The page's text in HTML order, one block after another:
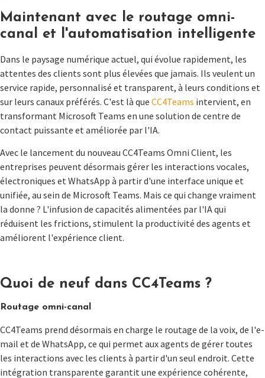
Maintenant avec le routage omni-
canal et l'automatisation intelligente
Dans le paysage numérique actuel, qui évolue rapidement, les
attentes des clients sont plus élevées que jamais. Ils veulent un
service rapide, personnalisé et transparent, à leurs conditions et
sur leurs canaux préférés. C'est là que CC4Teams intervient, en
transformant Microsoft Teams en une solution de centre de
contact puissante et améliorée par l'IA.
Avec le lancement du nouveau CC4Teams Omni Client, les
entreprises peuvent désormais gérer les interactions vocales,
électroniques et WhatsApp à partir d'une interface unique et
unifiée, au sein de Microsoft Teams. Mais ce qui change vraiment
la donne ? L'infusion de capacités alimentées par l'IA qui
réduisent les frictions, stimulent la productivité des agents et
améliorent l'expérience client.
Quoi de neuf dans CC4Teams ?
Routage omni-canal
CC4Teams prend désormais en charge le routage de la voix, de l'e-
mail et de WhatsApp, ce qui permet aux agents de gérer toutes
les interactions avec les clients à partir d'un seul endroit. Cette
intégration transparente garantit une expérience cohérente,